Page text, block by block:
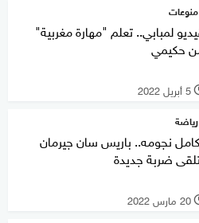
منوعات
لمبابي.. تعلم "مهارة مغربية"
حكيمي
5 أبريل 2022
رياضة
نجومه.. باريس سان جيرمان
ضربة جديدة
20 مارس 2022